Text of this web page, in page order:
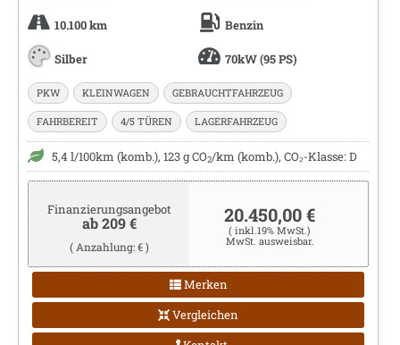
10.100 km Benzin
Silber 70kW (95 PS)
PKW KLEINWAGEN GEBRAUCHTFAHRZEUG
FAHRBEREIT 4/5 TÜREN LAGERFAHRZEUG
5,4 l/100km (komb.), 123 g CO2/km (komb.), CO₂-Klasse: D
Finanzierungsangebot
ab 209 €
( Anzahlung: € )
20.450,00 €
( inkl.19% MwSt.)
MwSt. ausweisbar.
Merken
Vergleichen